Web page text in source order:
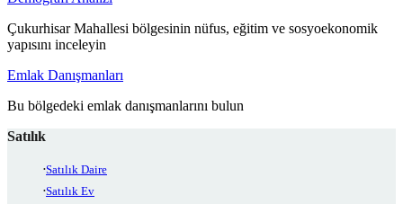
Çukurhisar Mahallesi bölgesinin nüfus, eğitim ve sosyoekonomik
yapısını inceleyin
Emlak Danışmanları
Bu bölgedeki emlak danışmanlarını bulun
Satılık
Satılık Daire
Satılık Ev